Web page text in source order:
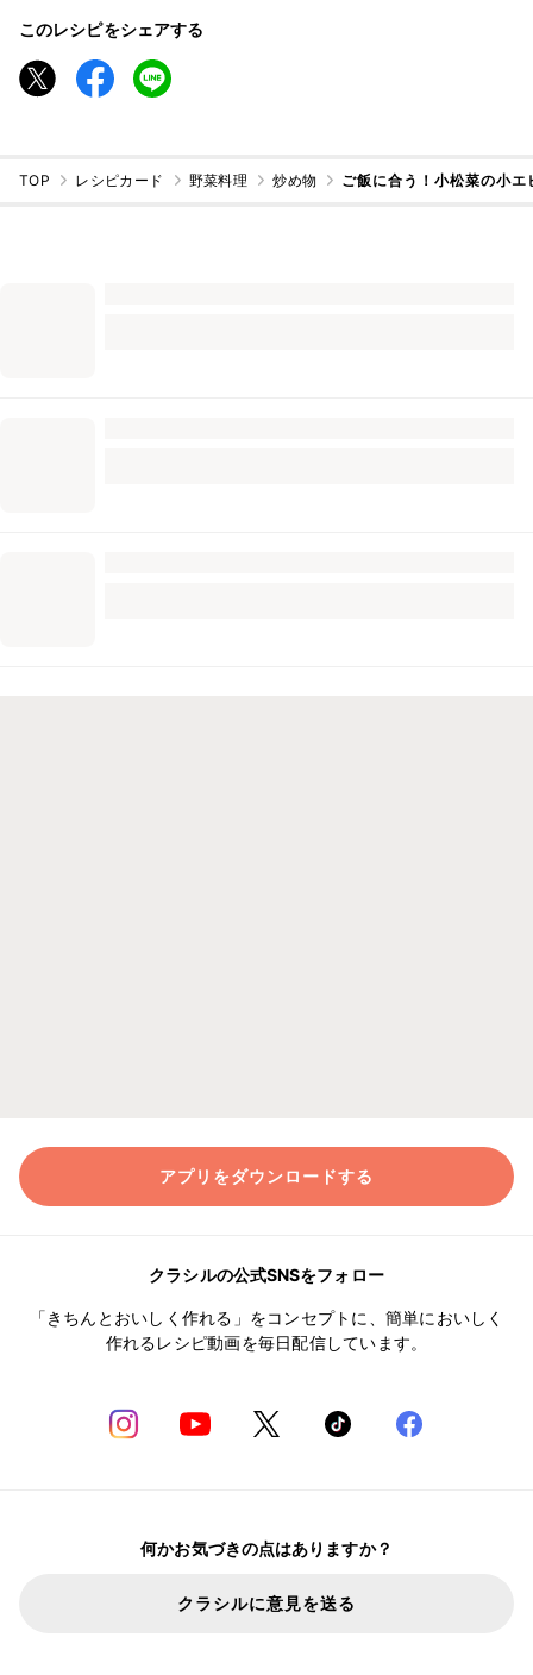
このレシピをシェアする
TOP レシピカード 野菜料理 炒め物 ご飯に合う！小松菜の小
アプリをダウンロードする
クラシルの公式SNSをフォロー
「きちんとおいしく作れる」をコンセプトに、簡単においしく
作れるレシピ動画を毎日配信しています。
何かお気づきの点はありますか？
クラシルに意見を送る